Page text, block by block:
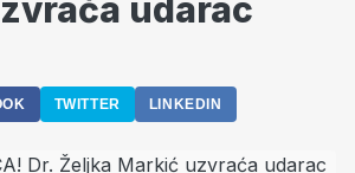
udarac
TWITTER LINKEDIN